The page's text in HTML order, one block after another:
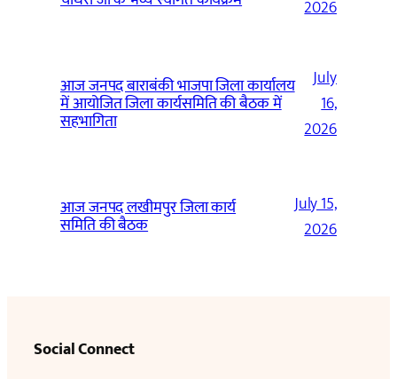
2026
आज जनपद बाराबंकी भाजपा जिला कार्यालय
में आयोजित जिला कार्यसमिति की बैठक में
सहभागिता
July
16,
2026
आज जनपद लखीमपुर जिला कार्य
समिति की बैठक
July 15,
2026
Social Connect